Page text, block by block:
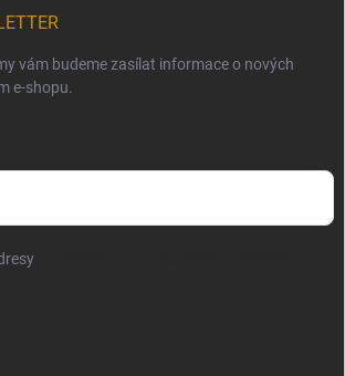
vám budeme zasílat informace o nových
e-shopu.